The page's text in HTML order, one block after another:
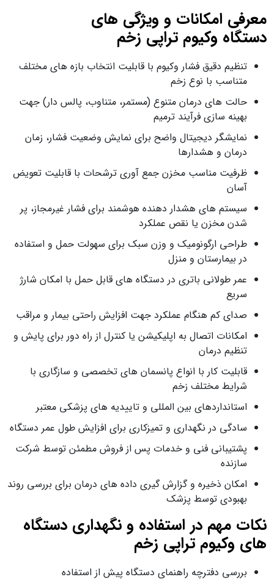
معرفی امکانات و ویژگی های
دستگاه‌ وکیوم تراپی زخم
تنظیم دقیق فشار وکیوم با قابلیت انتخاب بازه‌ های مختلف
متناسب با نوع زخم
حالت‌ های درمان متنوع (مستمر، متناوب، پالس‌ دار) جهت
بهینه‌ سازی فرآیند ترمیم
نمایشگر دیجیتال واضح برای نمایش وضعیت فشار، زمان
درمان و هشدارها
ظرفیت مناسب مخزن جمع‌ آوری ترشحات با قابلیت تعویض
آسان
سیستم‌ های هشدار دهنده هوشمند برای فشار غیرمجاز، پر
شدن مخزن یا نقص عملکرد
طراحی ارگونومیک و وزن سبک برای سهولت حمل و استفاده
در بیمارستان و منزل
عمر طولانی باتری در دستگاه‌ های قابل حمل با امکان شارژ
سریع
صدای کم هنگام عملکرد جهت افزایش راحتی بیمار و مراقب
امکانات اتصال به اپلیکیشن یا کنترل از راه دور برای پایش و
تنظیم درمان
قابلیت کار با انواع پانسمان‌ های تخصصی و سازگاری با
شرایط مختلف زخم
استانداردهای بین‌ المللی و تاییدیه‌ های پزشکی معتبر
سادگی در نگهداری و تمیزکاری برای افزایش طول عمر دستگاه
پشتیبانی فنی و خدمات پس از فروش مطمئن توسط شرکت
سازنده
امکان ذخیره و گزارش‌ گیری داده‌ های درمان برای بررسی روند
بهبودی توسط پزشک
نکات مهم در استفاده و نگهداری دستگاه‌
های وکیوم تراپی زخم
بررسی دفترچه راهنمای دستگاه پیش از استفاده